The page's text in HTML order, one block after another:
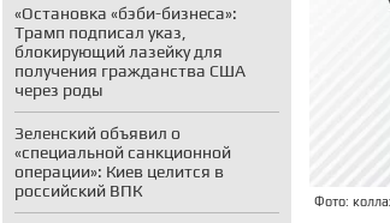
«Остановка «бэби-бизнеса»:
Трамп подписал указ,
блокирующий лазейку для
получения гражданства США
через роды
Зеленский объявил о
«специальной санкционной
операции»: Киев целится в
российский ВПК
Фото: